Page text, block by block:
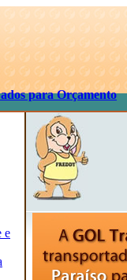
para Orçamento
e